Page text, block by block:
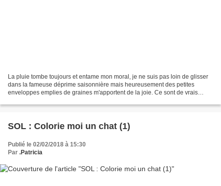
La pluie tombe toujours et entame mon moral, je ne suis pas loin de glisser
dans la fameuse déprime saisonnière mais heureusement des petites
enveloppes emplies de graines m'apportent de la joie. Ce sont de vrais
SOL : Colorie moi un chat (1)
Publié le 02/02/2018 à 15:30
Par .Patricia